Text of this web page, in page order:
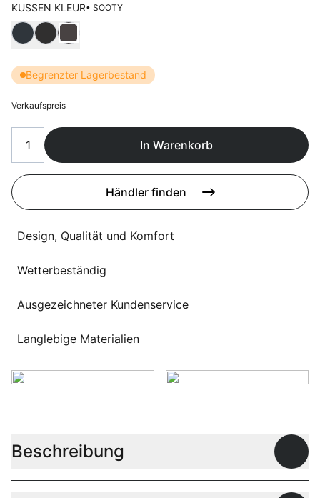
Sprachwahl
KUSSEN KLEUR• SOOTY
Wählen Kussen kleur
Begrenzter Lagerbestand
Verkaufspreis
In Warenkorb
Händler finden
Design, Qualität und Komfort
Wetterbeständig
Ausgezeichneter Kundenservice
Langlebige Materialien
Beschreibung